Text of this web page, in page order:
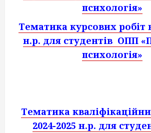
психологія»
Тематика курсових робіт
н.р. для студентів ОПП
психологія»
Тематика
2024-2025 н.р. для